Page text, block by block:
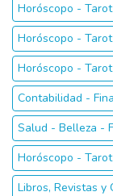
Horóscopo -
Horóscopo -
Horóscopo -
Contabilidad -
Salud - Belleza -
Horóscopo -
Libros, Revistas y